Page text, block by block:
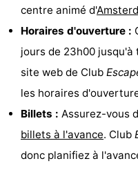
Boissons
Shopping
Marchés
Grands
Magasins
Faire
du
Événements
centre animé d'
Horaires d'ouverture :
jours de 23h00
site web de Club
les horaires
Billets : Assurez-vous
billets à l'avance. Club
donc planifiez à